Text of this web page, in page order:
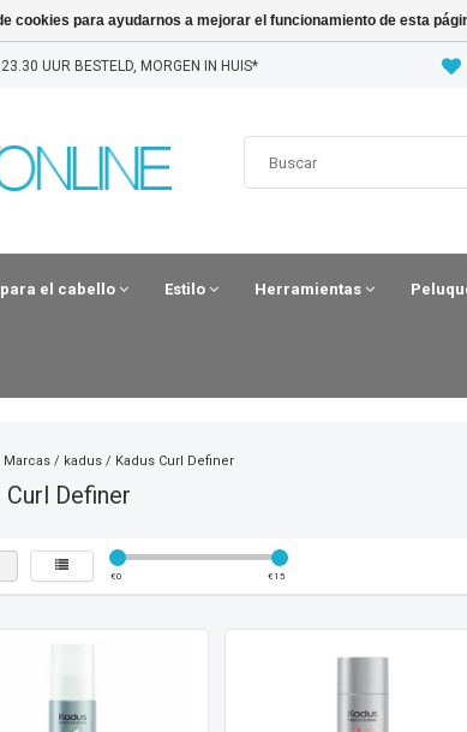
UUR BESTELD, MORGEN IN HUIS*
el cabello Estilo Herramientas
Marcas/ kadus/ Kadus Curl Definer
Curl Definer
€0 €15
cookies para ayudarnos a mejorar el funcionamiento de esta